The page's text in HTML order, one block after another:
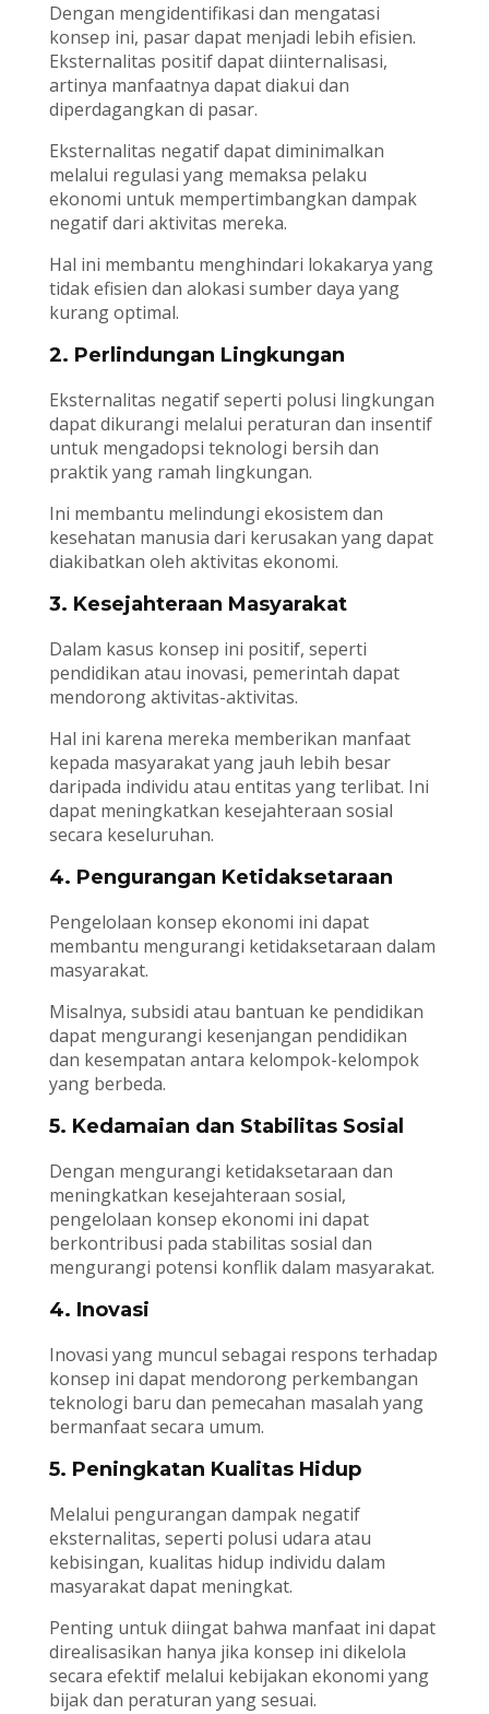
Dengan mengidentifikasi dan mengatasi
konsep ini, pasar dapat menjadi lebih efisien.
Eksternalitas positif dapat diinternalisasi,
artinya manfaatnya dapat diakui dan
diperdagangkan di pasar.
Eksternalitas negatif dapat diminimalkan
melalui regulasi yang memaksa pelaku
ekonomi untuk mempertimbangkan dampak
negatif dari aktivitas mereka.
Hal ini membantu menghindari lokakarya yang
tidak efisien dan alokasi sumber daya yang
kurang optimal.
2. Perlindungan Lingkungan
Eksternalitas negatif seperti polusi lingkungan
dapat dikurangi melalui peraturan dan insentif
untuk mengadopsi teknologi bersih dan
praktik yang ramah lingkungan.
Ini membantu melindungi ekosistem dan
kesehatan manusia dari kerusakan yang dapat
diakibatkan oleh aktivitas ekonomi.
3. Kesejahteraan Masyarakat
Dalam kasus konsep ini positif, seperti
pendidikan atau inovasi, pemerintah dapat
mendorong aktivitas-aktivitas.
Hal ini karena mereka memberikan manfaat
kepada masyarakat yang jauh lebih besar
daripada individu atau entitas yang terlibat. Ini
dapat meningkatkan kesejahteraan sosial
secara keseluruhan.
4. Pengurangan Ketidaksetaraan
Pengelolaan konsep ekonomi ini dapat
membantu mengurangi ketidaksetaraan dalam
masyarakat.
Misalnya, subsidi atau bantuan ke pendidikan
dapat mengurangi kesenjangan pendidikan
dan kesempatan antara kelompok-kelompok
yang berbeda.
5. Kedamaian dan Stabilitas Sosial
Dengan mengurangi ketidaksetaraan dan
meningkatkan kesejahteraan sosial,
pengelolaan konsep ekonomi ini dapat
berkontribusi pada stabilitas sosial dan
mengurangi potensi konflik dalam masyarakat.
4. Inovasi
Inovasi yang muncul sebagai respons terhadap
konsep ini dapat mendorong perkembangan
teknologi baru dan pemecahan masalah yang
bermanfaat secara umum.
5. Peningkatan Kualitas Hidup
Melalui pengurangan dampak negatif
eksternalitas, seperti polusi udara atau
kebisingan, kualitas hidup individu dalam
masyarakat dapat meningkat.
Penting untuk diingat bahwa manfaat ini dapat
direalisasikan hanya jika konsep ini dikelola
secara efektif melalui kebijakan ekonomi yang
bijak dan peraturan yang sesuai.